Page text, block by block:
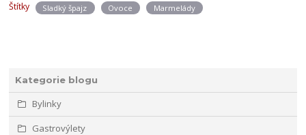
Kategorie blogu
Bylinky
Gastrovýlety
Štítky Sladký špajz Ovoce Marmelády